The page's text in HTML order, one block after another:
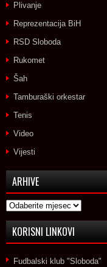
Plivanje
Reprezentacija BiH
RSD Sloboda
Rukomet
Šah
Tamburaški orkestar
Tenis
Video
Vijesti
ARHIVE
Arhive
KORISNI LINKOVI
Fudbalski klub "Sloboda"